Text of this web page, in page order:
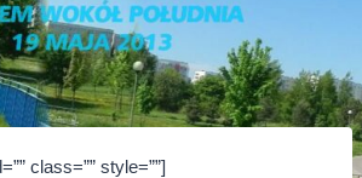
class=”” style=””]